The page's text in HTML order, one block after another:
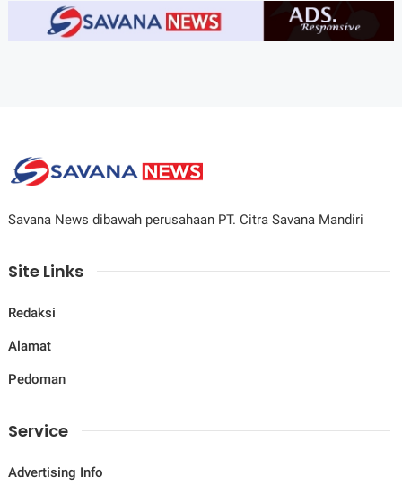
Savana News dibawah perusahaan PT. Citra Savana Mandiri
Site Links
Redaksi
Alamat
Pedoman
Service
Advertising Info